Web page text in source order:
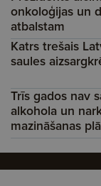
onkoloģijas un
atbalstam
Katrs trešais
saules
Trīs gados nav
alkohola un
mazināšanas